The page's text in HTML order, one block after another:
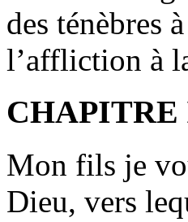
des ténèbres
l’affliction à
Mon fils je
Dieu, vers